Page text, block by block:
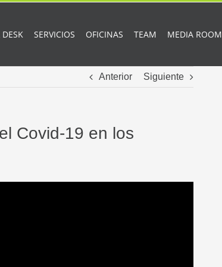
SERVICIOS OFICINAS TEAM MEDIA ROOM
Anterior Siguiente
Covid-19 en los